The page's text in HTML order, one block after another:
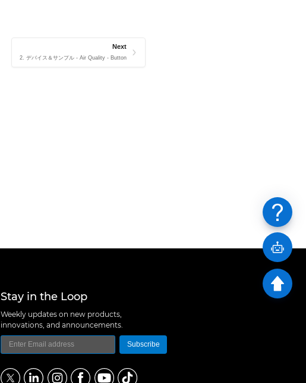
Next
2. デバイス＆サンプル - Air Quality - Button
Stay in the Loop
Weekly updates on new products,
innovations, and announcements.
Subscribe